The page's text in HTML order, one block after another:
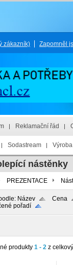
zákazník) Zapomněl
Reklamační řád
Sodastream
nástěnky
PREZENTACE
Název
Cena
pořadí
produkty 1 - 2 z